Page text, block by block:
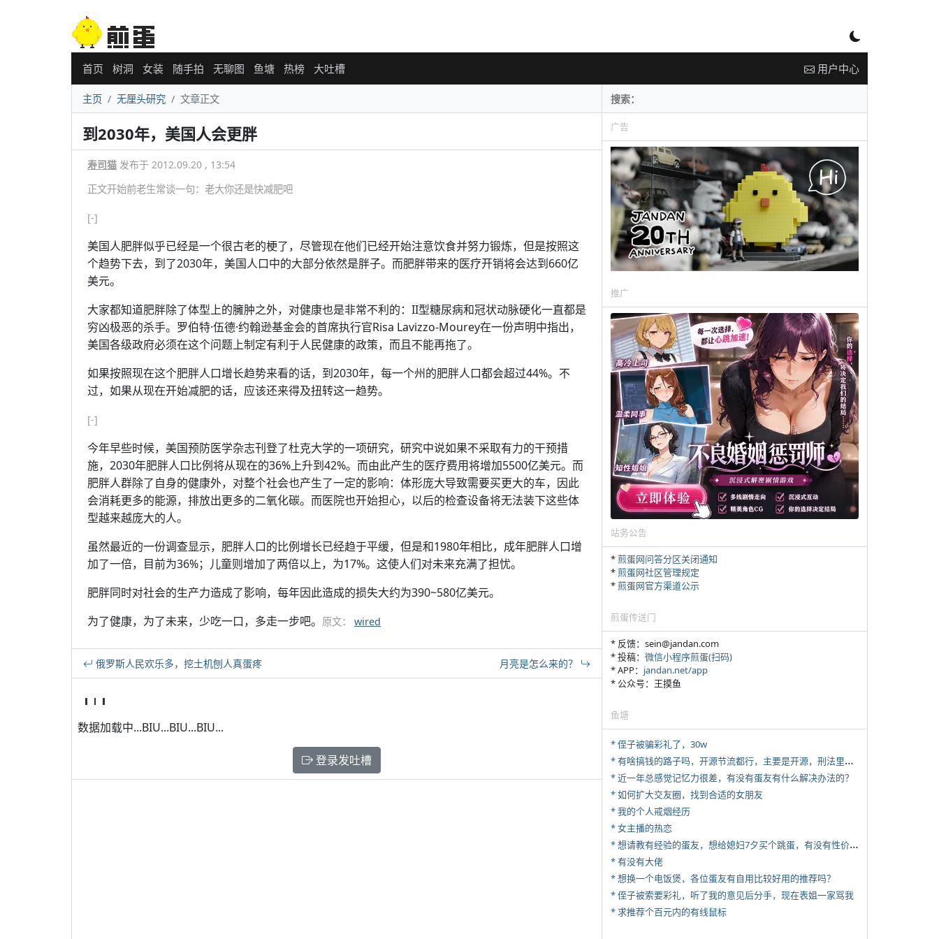
首页 树洞 女装 随手拍 无聊图 鱼塘 热榜 大吐槽 用户中心
主页 无厘头研究 文章正文
到2030年，美国人会更胖
寿司猫 发布于 2012.09.20 , 13:54
正文开始前老生常谈一句：老大你还是快减肥吧
[-]
美国人肥胖似乎已经是一个很古老的梗了，尽管现在他们已经开始注意饮食并努力锻炼，但是按照这
个趋势下去，到了2030年，美国人口中的大部分依然是胖子。而肥胖带来的医疗开销将会达到660亿
美元。
大家都知道肥胖除了体型上的臃肿之外，对健康也是非常不利的：II型糖尿病和冠状动脉硬化一直都是
穷凶极恶的杀手。罗伯特·伍德·约翰逊基金会的首席执行官Risa Lavizzo-Mourey在一份声明中指出，
美国各级政府必须在这个问题上制定有利于人民健康的政策，而且不能再拖了。
如果按照现在这个肥胖人口增长趋势来看的话，到2030年，每一个州的肥胖人口都会超过44%。不
过，如果从现在开始减肥的话，应该还来得及扭转这一趋势。
[-]
今年早些时候，美国预防医学杂志刊登了杜克大学的一项研究，研究中说如果不采取有力的干预措
施，2030年肥胖人口比例将从现在的36%上升到42%。而由此产生的医疗费用将增加5500亿美元。而
肥胖人群除了自身的健康外，对整个社会也产生了一定的影响：体形庞大导致需要买更大的车，因此
会消耗更多的能源，排放出更多的二氧化碳。而医院也开始担心，以后的检查设备将无法装下这些体
型越来越庞大的人。
虽然最近的一份调查显示，肥胖人口的比例增长已经趋于平缓，但是和1980年相比，成年肥胖人口增
加了一倍，目前为36%；儿童则增加了两倍以上，为17%。这使人们对未来充满了担忧。
肥胖同时对社会的生产力造成了影响，每年因此造成的损失大约为390~580亿美元。
为了健康，为了未来，少吃一口，多走一步吧。 原文： wired
俄罗斯人民欢乐多，挖土机刨人真蛋疼 月亮是怎么来的？
数据加载中...BIU...BIU...BIU...
登录发吐槽
广告
推广
站务公告
*煎蛋网问答分区关闭通知
*煎蛋网社区管理规定
*煎蛋网官方渠道公示
煎蛋传送门
* 反馈：sein@jandan.com
* 投稿： 微信小程序煎蛋(扫码)
* APP： jandan.net/app
* 公众号：王摸鱼
鱼塘
* 侄子被骗彩礼了，30w
*
有啥搞钱的路子吗，开源节流都行，主要是开源，刑法里的咱不做
* 近一年总感觉记忆力很差，有没有蛋友有什么解决办法的？
* 如何扩大交友圈，找到合适的女朋友
* 我的个人戒烟经历
* 女主播的热恋
*
想请教有经验的蛋友，想给媳妇7夕买个跳蛋，有没有性价比高的推荐
* 有没有大佬
* 想换一个电饭煲，各位蛋友有自用比较好用的推荐吗？
* 侄子被索要彩礼，听了我的意见后分手，现在表姐一家骂我
* 求推荐个百元内的有线鼠标